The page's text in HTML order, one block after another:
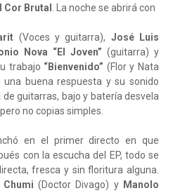
Cor Brutal . La noche se abrirá con
(Voces y guitarra), José Luis
Nova “El Joven” (guitarra) y
trabajo “Bienvenido” (Flor y Nata
una buena respuesta y su sonido
guitarras, bajo y batería desvela
no copias simples.
en el primer directo en que
con la escucha del EP, todo se
fresca y sin floritura alguna.
Chumi (Doctor Divago) y Manolo